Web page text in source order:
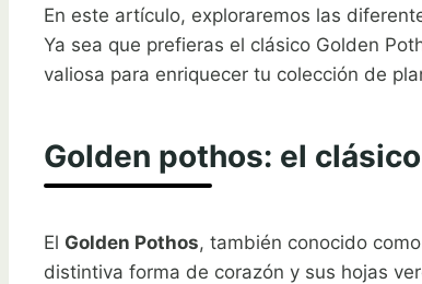
En este artículo, exploraremos las
Ya sea que prefieras el clásico Golden
valiosa para enriquecer tu colección de
Golden pothos: el
El Golden Pothos, también conocido
distintiva forma de corazón y sus hojas